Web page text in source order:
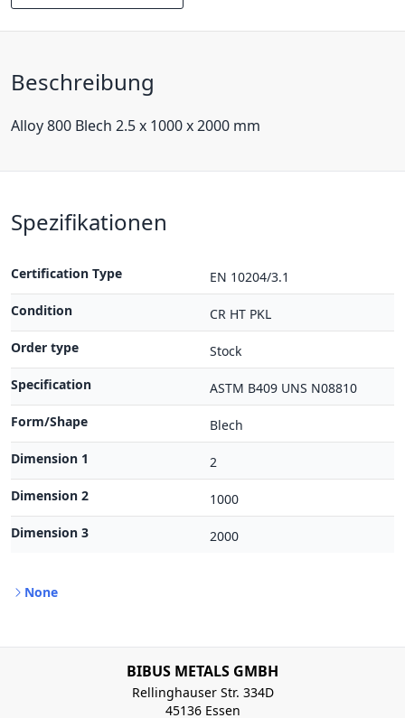
Beschreibung
Alloy 800 Blech 2.5 x 1000 x 2000 mm
Spezifikationen
Certification Type
EN 10204/3.1
Condition
CR HT PKL
Order type
Stock
Specification
ASTM B409 UNS N08810
Form/Shape
Blech
Dimension 1
2
Dimension 2
1000
Dimension 3
2000
None
BIBUS METALS GMBH
Rellinghauser Str. 334D
45136 Essen